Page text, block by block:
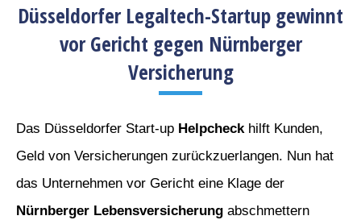
Düsseldorfer Legaltech-Startup gewinnt
vor Gericht gegen Nürnberger
Versicherung
Das Düsseldorfer Start-up Helpcheck hilft Kunden,
Geld von Versicherungen zurückzuerlangen. Nun hat
das Unternehmen vor Gericht eine Klage der
Nürnberger Lebensversicherung abschmettern